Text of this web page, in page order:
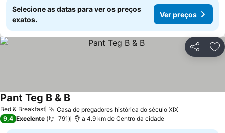
Selecione as datas para ver os preços
exatos.
Ver preços
Partilhar
Bed & Breakfast Casa de pregadores histórica do século XIXVer preços
Pant Teg B & BVer preços
9,4 Excelente 791 a 4.9 km de Centro da cidade